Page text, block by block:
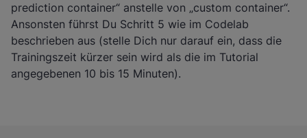
prediction container“ anstelle von „custom container“.
Ansonsten führst Du Schritt 5 wie im Codelab
beschrieben aus (stelle Dich nur darauf ein, dass die
Trainingszeit kürzer sein wird als die im Tutorial
angegebenen 10 bis 15 Minuten).